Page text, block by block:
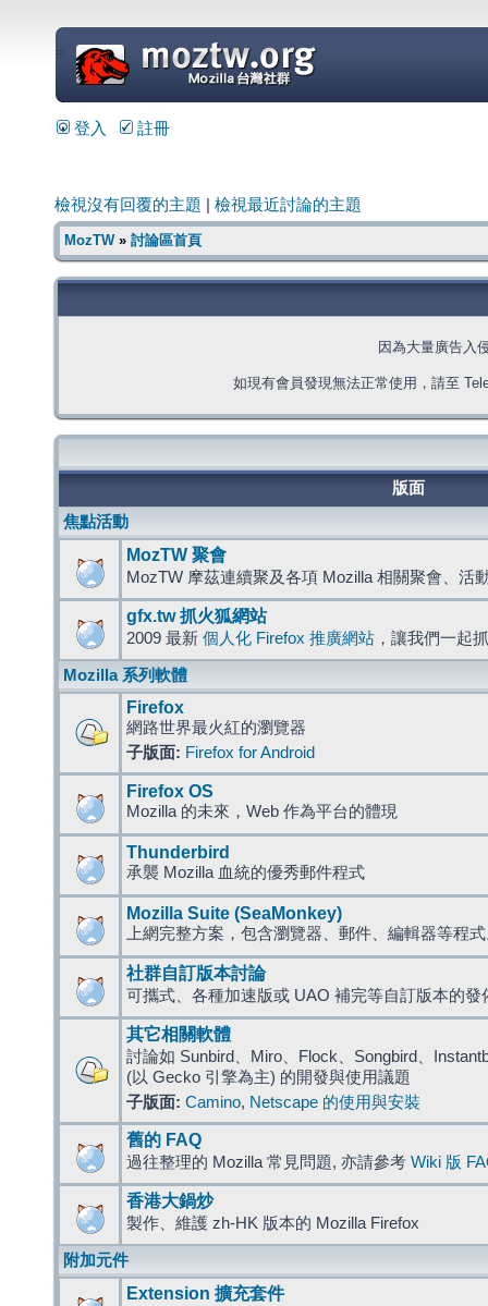
=
登入 註冊
檢視沒有回覆的主題 檢視最近討論的主題
MozTW» 討論區首頁
因為大量廣告入
如現有會員發現無法正常使用，請至
版面
焦點活動
MozTW 聚會
MozTW 摩茲連續聚及各項 Mozilla 相關聚會、活
gfx.tw 抓火狐網站
2009 最新 個人化 Firefox 推廣網站 ，讓我們一起
Mozilla 系列軟體
Firefox
網路世界最火紅的瀏覽器
子版面: Firefox for Android
Firefox OS
Mozilla 的未來，Web 作為平台的體現
Thunderbird
承襲 Mozilla 血統的優秀郵件程式
Mozilla Suite (SeaMonkey)
上網完整方案，包含瀏覽器、郵件、編輯器等程
社群自訂版本討論
可攜式、各種加速版或 UAO 補完等自訂版本的發
其它相關軟體
討論如 Sunbird、Miro、Flock、Songbird、
(以 Gecko 引擎為主) 的開發與使用議題
子版面: Camino, Netscape 的使用與安裝
舊的 FAQ
過往整理的 Mozilla 常見問題, 亦請參考 Wiki 版
香港大鍋炒
製作、維護 zh-HK 版本的 Mozilla Firefox
附加元件
Extension 擴充套件